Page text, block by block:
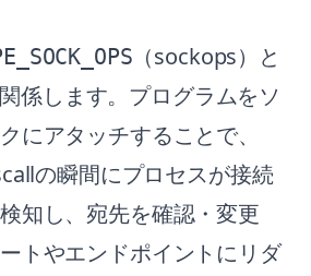
（sockops）と
係します。プログラムをソ
にアタッチすることで、
の瞬間にプロセスが接続
知し、宛先を確認・変更
トやエンドポイントにリダ